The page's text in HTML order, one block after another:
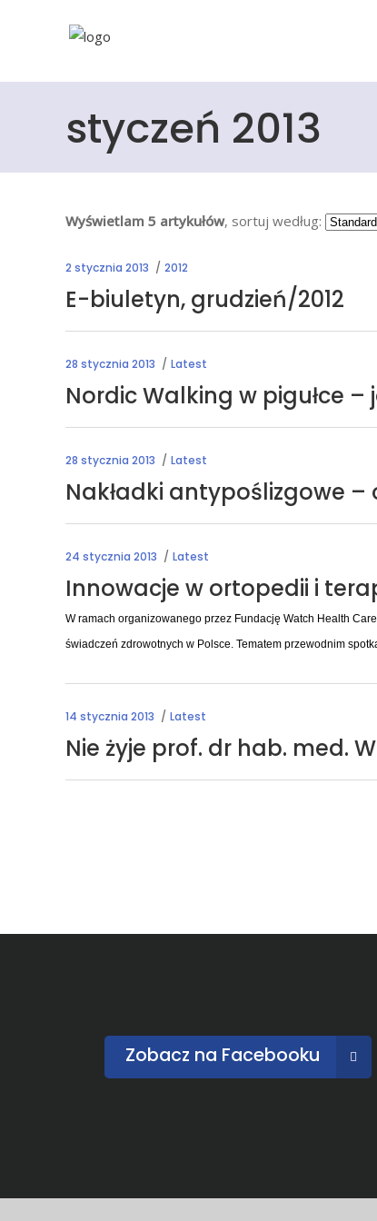
styczeń 2013
Wyświetlam 5 artykułów, sortuj według:
2 stycznia 2013 2012
E-biuletyn, grudzień/2012
28 stycznia 2013 Latest
Nordic Walking w pigułce
28 stycznia 2013 Latest
Nakładki antypoślizgowe
24 stycznia 2013 Latest
Innowacje w ortopedii i
W ramach organizowanego przez Fundację Watch Health
świadczeń zdrowotnych w Polsce. Tematem przewodnim
14 stycznia 2013 Latest
Nie żyje prof. dr hab. med.
Zobacz na Facebooku